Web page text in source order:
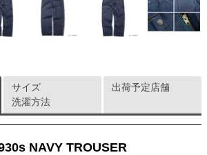
NAVY TROUSER
サイズ
洗濯方法
出荷予定店舗